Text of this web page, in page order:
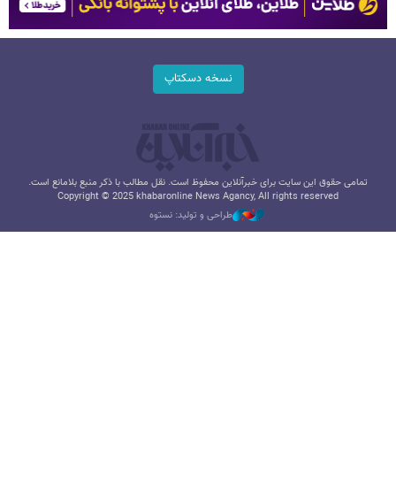
نسخه دسکتاپ
تمامی حقوق این سایت برای خبرآنلاین محفوظ است. نقل مطالب با ذکر منبع بلامانع است.
Copyright © 2025 khabaronline News Agancy, All rights reserved
طراحی و تولید: نستوه